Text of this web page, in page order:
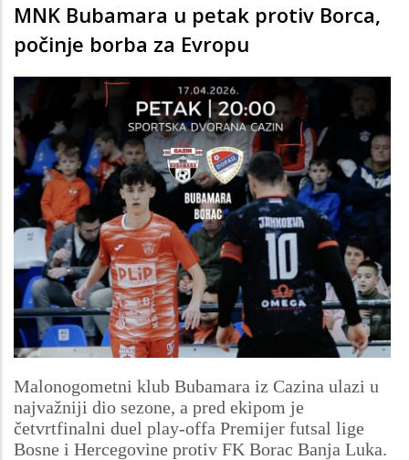
MNK Bubamara u petak protiv Borca,
počinje borba za Evropu
Malonogometni klub Bubamara iz Cazina ulazi u
najvažniji dio sezone, a pred ekipom je
četvrtfinalni duel play-offa Premijer futsal lige
Bosne i Hercegovine protiv FK Borac Banja Luka.